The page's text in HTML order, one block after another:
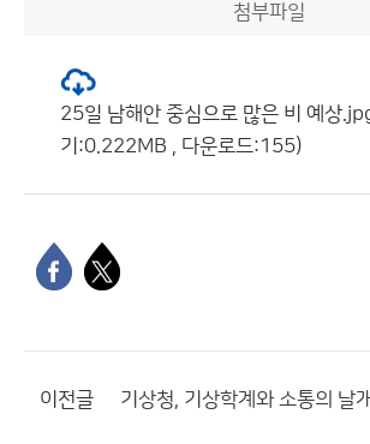
첨부파일
25일 남해안 중심으로 많은 비 예상
기:0.222MB , 다운로드:155)
이전글 기상청, 기상학계와 소통의 날